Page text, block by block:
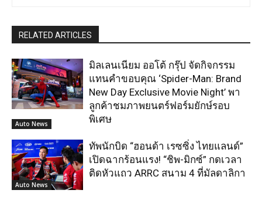
RELATED ARTICLES
Auto News
มิลเลนเนียม ออโต้ กรุ๊ป จัดกิจกรรม
แทนคำขอบคุณ ‘Spider-Man: Brand
New Day Exclusive Movie Night’ พา
ลูกค้าชมภาพยนตร์ฟอร์มยักษ์รอบ
พิเศษ
Auto News
ทัพนักบิด “ฮอนด้า เรซซิ่ง ไทยแลนด์”
เปิดฉากร้อนแรง! “ชิพ-มิกซ์” กดเวลา
ติดหัวแถว ARRC สนาม 4 ที่มัลดาลิกา